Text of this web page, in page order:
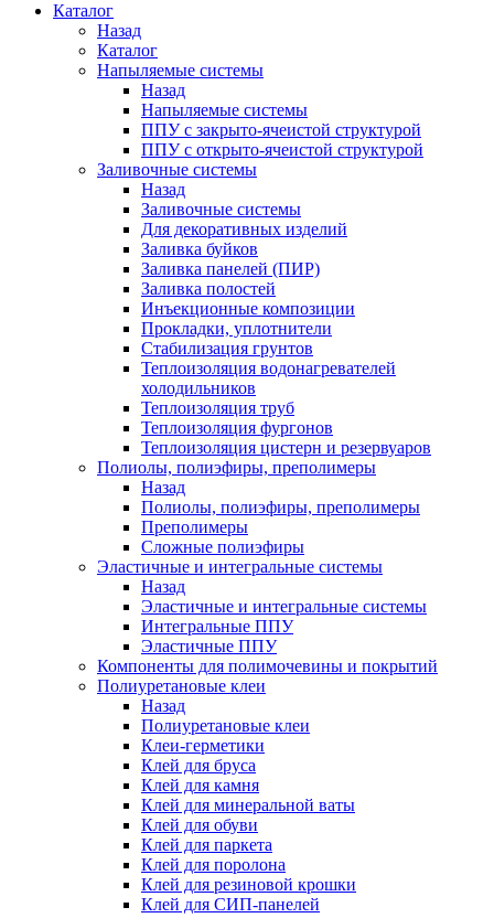
Каталог
Назад
Каталог
Напыляемые системы
Назад
Напыляемые системы
ППУ с закрыто-ячеистой структурой
ППУ с открыто-ячеистой структурой
Заливочные системы
Назад
Заливочные системы
Для декоративных изделий
Заливка буйков
Заливка панелей (ПИР)
Заливка полостей
Инъекционные композиции
Прокладки, уплотнители
Стабилизация грунтов
Теплоизоляция водонагревателей
холодильников
Теплоизоляция труб
Теплоизоляция фургонов
Теплоизоляция цистерн и резервуаров
Полиолы, полиэфиры, преполимеры
Назад
Полиолы, полиэфиры, преполимеры
Преполимеры
Сложные полиэфиры
Эластичные и интегральные системы
Назад
Эластичные и интегральные системы
Интегральные ППУ
Эластичные ППУ
Компоненты для полимочевины и покрытий
Полиуретановые клеи
Назад
Полиуретановые клеи
Клеи-герметики
Клей для бруса
Клей для камня
Клей для минеральной ваты
Клей для обуви
Клей для паркета
Клей для поролона
Клей для резиновой крошки
Клей для СИП-панелей